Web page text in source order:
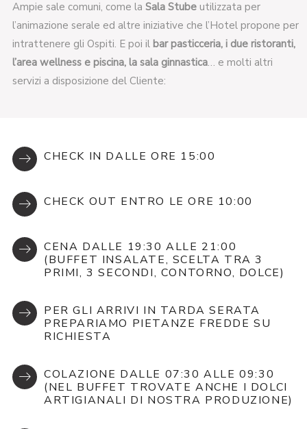
Ampie sale comuni, come la Sala Stubeutilizzata per
l’animazione serale ed altre iniziative che l’Hotel propone per
intrattenere gli Ospiti. E poi il bar pasticceria, i due ristoranti,
l’area wellness e piscina, la sala ginnastica… e molti altri
servizi a disposizione del Cliente:
CHECK IN DALLE ORE 15:00
CHECK OUT ENTRO LE ORE 10:00
CENA DALLE 19:30 ALLE 21:00
(BUFFET INSALATE, SCELTA TRA 3
PRIMI, 3 SECONDI, CONTORNO, DOLCE)
PER GLI ARRIVI IN TARDA SERATA
PREPARIAMO PIETANZE FREDDE SU
RICHIESTA
COLAZIONE DALLE 07:30 ALLE 09:30
(NEL BUFFET TROVATE ANCHE I DOLCI
ARTIGIANALI DI NOSTRA PRODUZIONE)